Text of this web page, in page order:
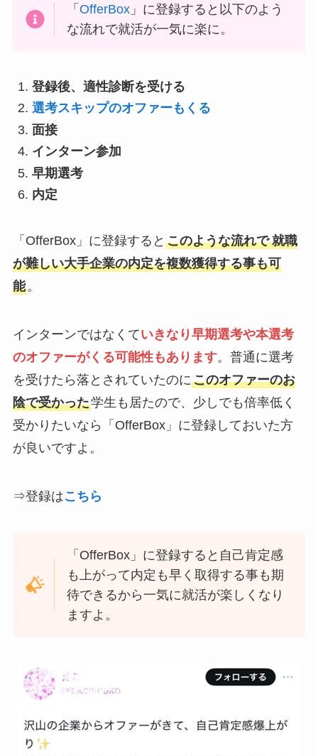
「OfferBox 」に登録すると以下のよう
な流れで就活が一気に楽に。
登録後、適性診断を受ける
選考スキップのオファーもくる
面接
インターン参加
早期選考
内定
「OfferBox」に登録すると このような流れで 就職
が難しい大手企業の内定を複数獲得する事も可
能。
インターンではなくていきなり早期選考や本選考
のオファーがくる可能性もあります。普通に選考
を受けたら落とされていたのにこのオファーのお
陰で受かった学生も居たので、少しでも倍率低く
受かりたいなら「OfferBox」に登録しておいた方
が良いですよ。
⇒登録はこちら
「OfferBox」に登録すると自己肯定感
も上がって内定も早く取得する事も期
待できるから一気に就活が楽しくなり
ますよ。